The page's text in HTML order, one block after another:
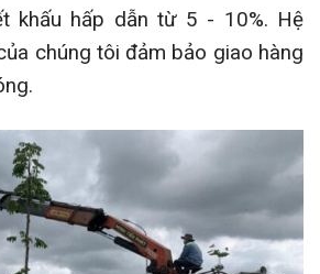
khấu hấp dẫn từ 5 - 10%. Hệ
chúng tôi đảm bảo giao hàng